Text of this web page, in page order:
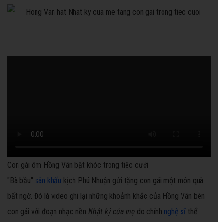
Con gái ôm Hồng Vân bật khóc trong tiệc cưới
"Bà bầu" sân khấu kịch Phú Nhuận gửi tặng con gái một món quà
bất ngờ. Đó là video ghi lại những khoảnh khắc của Hồng Vân bên
con gái với đoạn nhạc nền Nhật ký của mẹ do chính nghệ sĩ thể